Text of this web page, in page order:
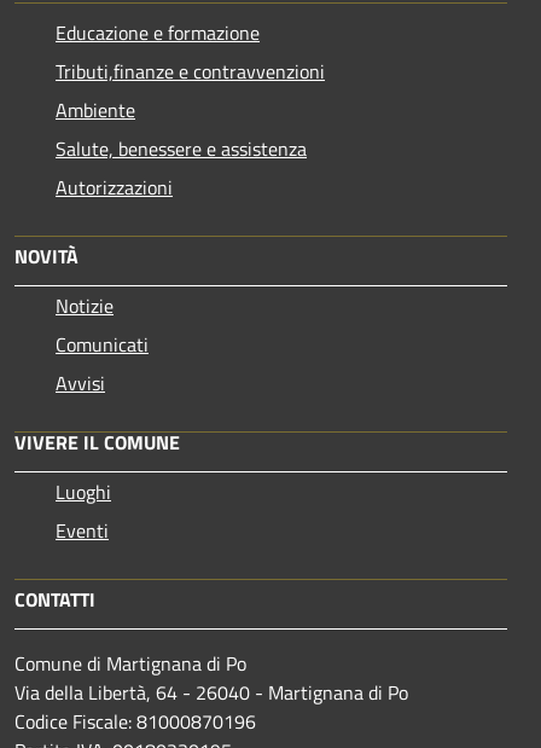
Educazione e formazione
Tributi,finanze e contravvenzioni
Ambiente
Salute, benessere e assistenza
Autorizzazioni
NOVITÀ
Notizie
Comunicati
Avvisi
VIVERE IL COMUNE
Luoghi
Eventi
CONTATTI
Comune di Martignana di Po
Via della Libertà, 64 - 26040 - Martignana di Po
Codice Fiscale: 81000870196